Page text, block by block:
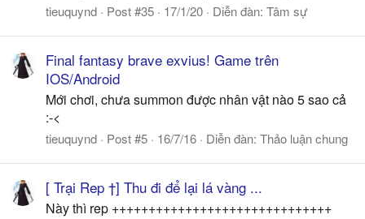
tieuquynd Post #35 17/1/20 Diễn đàn: Tâm sự
Final fantasy brave exvius! Game trên
IOS/Android
Mới chơi, chưa summon được nhân vật nào 5 sao cả
:-<
tieuquynd Post #5 16/7/16 Diễn đàn: Thảo luận chung
[ Trại Rep †] Thu đi để lại lá vàng ...
Này thì rep ++++++++++++++++++++++++++++++